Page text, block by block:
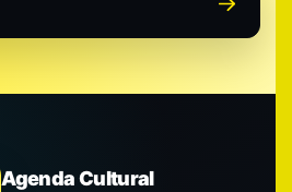
Agenda Cultural